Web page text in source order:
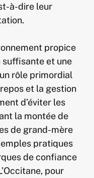
à-dire leur
propice
suffisante et une
rôle primordial
et la gestion
d’éviter les
la montée de
de grand-mère
pratiques
de confiance
pour